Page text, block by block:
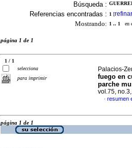
Búsqueda :
Referencias encontradas : 1 [refinar
Mostrando: 1 .. 1 en
página 1 de 1
1 / 1
selecciona
para imprimir
Palacios-
fuego en
parche
vol.75,
· resumen
página 1 de 1